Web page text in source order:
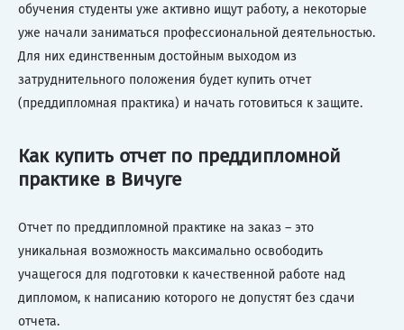
обучения студенты уже активно ищут работу, а некоторые
уже начали заниматься профессиональной деятельностью.
Для них единственным достойным выходом из
затруднительного положения будет купить отчет
(преддипломная практика) и начать готовиться к защите.
Как купить отчет по преддипломной
практике в Вичуге
Отчет по преддипломной практике на заказ – это
уникальная возможность максимально освободить
учащегося для подготовки к качественной работе над
дипломом, к написанию которого не допустят без сдачи
отчета.